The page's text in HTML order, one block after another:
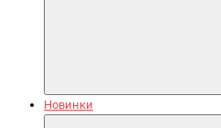
Новинки